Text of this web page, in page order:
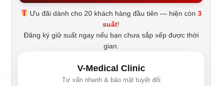
Ưu đãi dành cho 20 khách hàng đầu tiên — hiện còn3
suất!
Đăng ký giữ suất ngay nếu bạn chưa sắp xếp được thời
gian.
V-Medical Clinic
Tư vấn nhanh & bảo mật tuyệt đối